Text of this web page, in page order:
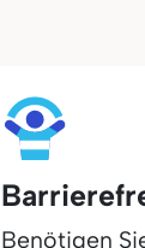
Benötigen